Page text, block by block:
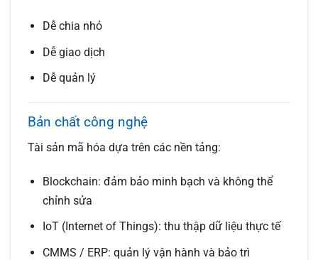
Dễ chia nhỏ
Dễ giao dịch
Dễ quản lý
Bản chất công nghệ
Tài sản mã hóa dựa trên các nền tảng:
Blockchain: đảm bảo minh bạch và không thể
chỉnh sửa
IoT (Internet of Things): thu thập dữ liệu thực tế
CMMS / ERP: quản lý vận hành và bảo trì